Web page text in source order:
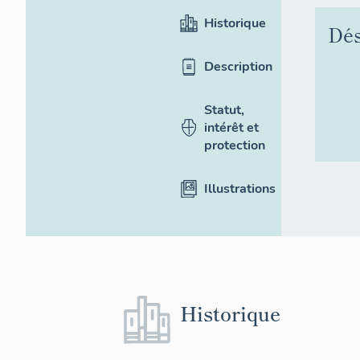
Historique
Description
Statut,
intérêt et
protection
Illustrations
Historique